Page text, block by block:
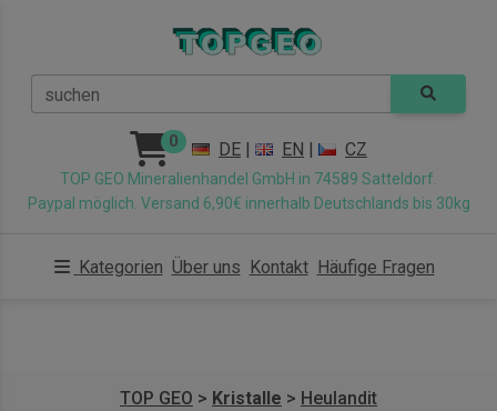
suchen
0 DE | EN | CZ
TOP GEO Mineralienhandel GmbH in 74589 Satteldorf.
Paypal möglich. Versand 6,90€ innerhalb Deutschlands bis 30kg
Kategorien Über uns Kontakt Häufige Fragen
TOP GEO > Kristalle > Heulandit